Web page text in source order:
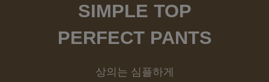
SIMPLE TOP
PERFECT PANTS
상의는 심플하게